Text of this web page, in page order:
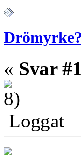
Drömyrke?
« Svar
Loggat